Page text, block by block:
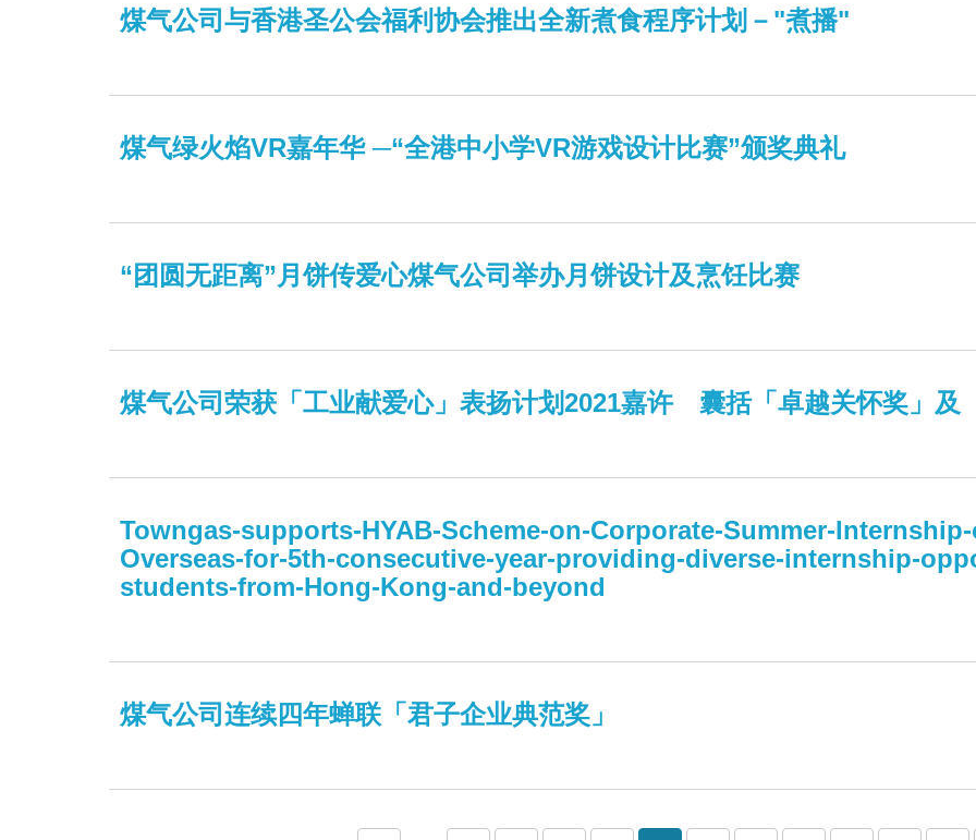
煤气公司与香港圣公会福利协会推出全新煮食程序计划－"煮播"
煤气绿火焰VR嘉年华 ─“全港中小学VR游戏设计比赛”颁奖典礼
“团圆无距离”月饼传爱心煤气公司举办月饼设计及烹饪比赛
煤气公司荣获「工业献爱心」表扬计划2021嘉许 囊括「卓越关怀奖」及
Towngas-supports-HYAB-Scheme-on-Corporate-Summer-
Overseas-for-5th-consecutive-year-providing-diverse-internship-
students-from-Hong-Kong-and-beyond
煤气公司连续四年蝉联「君子企业典范奖」